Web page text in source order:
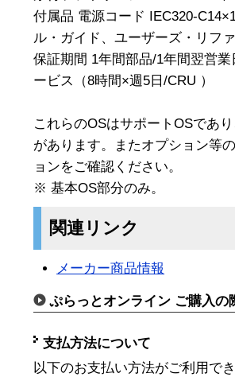
付属品 電源コード IEC320-
ル・ガイド、ユーザーズ・リフ
保証期間 1年間部品/1年間翌営
ービス（8時間×週5日/CRU ）
これらのOSはサポートOSであ
があります。またオプション等
ョンをご確認ください。
※ 基本OS部分のみ。
関連リンク
メーカー商品情報
ぷらっとオンライン ご購入の
支払方法について
以下のお支払い方法がご利用で